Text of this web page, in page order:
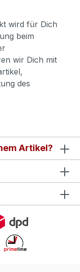
wird für Dich
beim
wir Dich mit
des
Artikel?